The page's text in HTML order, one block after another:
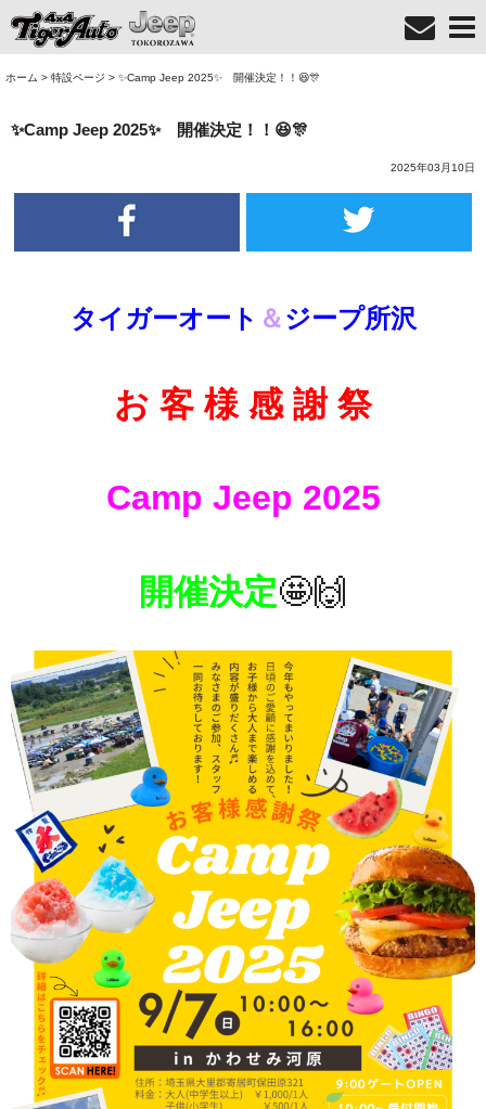
ホーム > 特設ページ > ✨Camp Jeep 2025✨ 開催決定！！😆🎊
✨Camp Jeep 2025✨ 開催決定！！😆🎊
2025年03月10日
タイガーオート ＆ジープ所沢
お 客 様 感 謝 祭
Camp Jeep 2025
開催決定🤩🙌